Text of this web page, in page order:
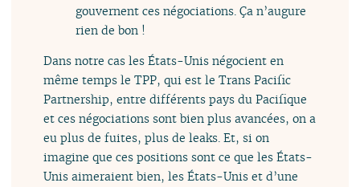
gouvernent ces négociations. Ça n’augure
rien de bon !
Dans notre cas les États-Unis négocient en
même temps le TPP, qui est le Trans Pacific
Partnership, entre différents pays du Pacifique
et ces négociations sont bien plus avancées, on a
eu plus de fuites, plus de leaks. Et, si on
imagine que ces positions sont ce que les États-
Unis aimeraient bien, les États-Unis et d’une